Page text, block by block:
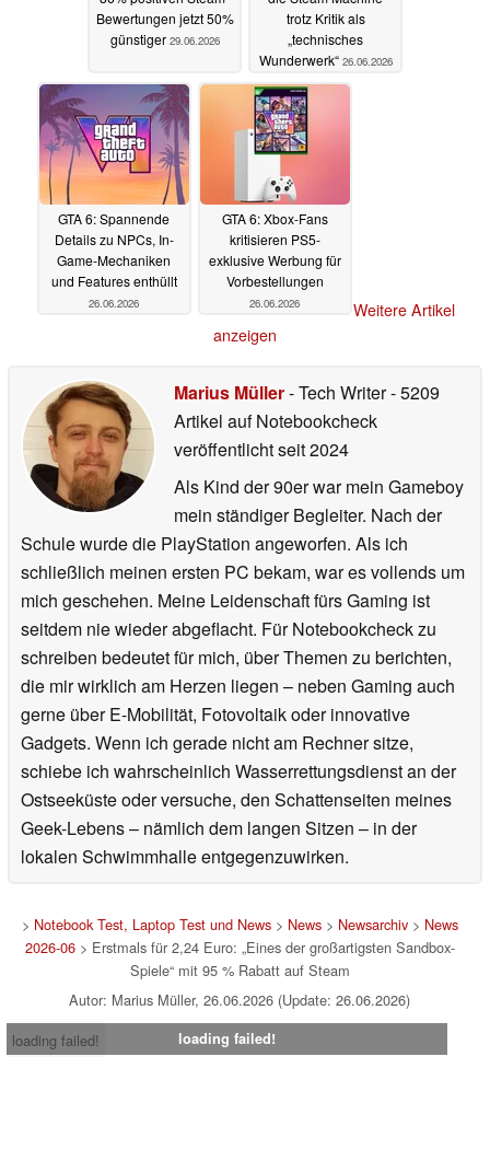
Bewertungen jetzt 50%
günstiger 29.06.2026
trotz Kritik als
„technisches
Wunderwerk“ 26.06.2026
GTA 6: Spannende
Details zu NPCs, In-
Game-Mechaniken
und Features enthüllt
26.06.2026
GTA 6: Xbox-Fans
kritisieren PS5-
exklusive Werbung für
Vorbestellungen
26.06.2026
Weitere Artikel
anzeigen
Marius Müller- Tech Writer- 5209
Artikel auf Notebookcheck
veröffentlichtseit 2024
Als Kind der 90er war mein Gameboy
mein ständiger Begleiter. Nach der
Schule wurde die PlayStation angeworfen. Als ich
schließlich meinen ersten PC bekam, war es vollends um
mich geschehen. Meine Leidenschaft fürs Gaming ist
seitdem nie wieder abgeflacht. Für Notebookcheck zu
schreiben bedeutet für mich, über Themen zu berichten,
die mir wirklich am Herzen liegen – neben Gaming auch
gerne über E-Mobilität, Fotovoltaik oder innovative
Gadgets. Wenn ich gerade nicht am Rechner sitze,
schiebe ich wahrscheinlich Wasserrettungsdienst an der
Ostseeküste oder versuche, den Schattenseiten meines
Geek-Lebens – nämlich dem langen Sitzen – in der
lokalen Schwimmhalle entgegenzuwirken.
> Notebook Test, Laptop Test und News> News> Newsarchiv> News
2026-06> Erstmals für 2,24 Euro: „Eines der großartigsten Sandbox-
Spiele“ mit 95 % Rabatt auf Steam
Autor: Marius Müller, 26.06.2026 (Update: 26.06.2026)
loading failed!
loading failed!